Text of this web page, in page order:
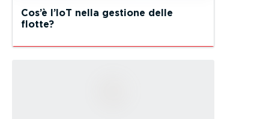
Cos’è l’IoT nella gestione delle
flotte?